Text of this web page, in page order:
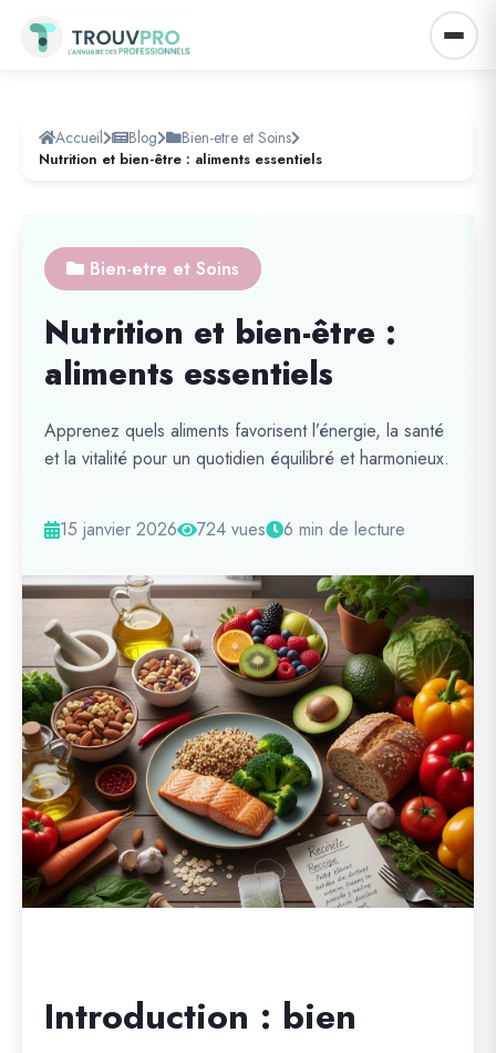
Accueil Blog Bien-etre et Soins
Nutrition et bien-être : aliments essentiels
Bien-etre et Soins
Nutrition et bien-être :
aliments essentiels
Apprenez quels aliments favorisent l’énergie, la santé
et la vitalité pour un quotidien équilibré et harmonieux.
15 janvier 2026 724 vues 6 min de lecture
Introduction : bien